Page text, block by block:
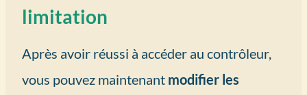
limitation
Après avoir réussi à accéder au contrôleur,
vous pouvez maintenant modifier les